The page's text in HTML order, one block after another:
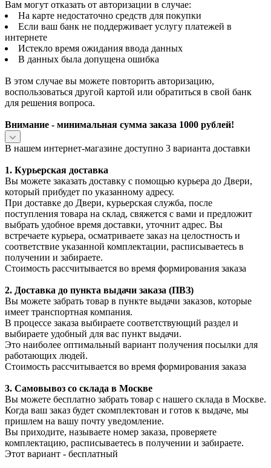
Вам могут отказать от авторизации в случае:
На карте недостаточно средств для покупки
Если ваш банк не поддерживает услугу платежей в
интернете
Истекло время ожидания ввода данных
В данных была допущена ошибка
В этом случае вы можете повторить авторизацию,
воспользоваться другой картой или обратиться в свой банк
для решения вопроса.
Внимание - минимальная сумма заказа 1000 рублей!
В нашем интернет-магазине доступно 3 варианта доставки
1. Курьерская доставка
Вы можете заказать доставку с помощью курьера до Двери,
который прибудет по указанному адресу.
При доставке до Двери, курьерская служба, после
поступления товара на склад, свяжется с вами и предложит
выбрать удобное время доставки, уточнит адрес. Вы
встречаете курьера, осматриваете заказ на целостность и
соответствие указанной комплектации, расписываетесь в
получении и забираете.
Стоимость рассчитывается во время формирования заказа
2. Доставка до пункта выдачи заказа (ПВЗ)
Вы можете забрать товар в пункте выдачи заказов, которые
имеет транспортная компания.
В процессе заказа выбираете соответствующий раздел и
выбираете удобный для вас пункт выдачи.
Это наиболее оптимальный вариант получения посылки для
работающих людей.
Стоимость рассчитывается во время формирования заказа
3. Самовывоз со склада в Москве
Вы можете бесплатно забрать товар с нашего склада в Москве.
Когда ваш заказ будет скомплектован и готов к выдаче, мы
пришлем на вашу почту уведомление.
Вы приходите, называете номер заказа, проверяете
комплектацию, расписываетесь в получении и забираете.
Этот вариант - бесплатный